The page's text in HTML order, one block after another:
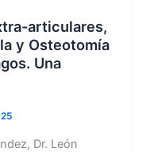
articulares,
y Osteotomía
Una
Dr. León